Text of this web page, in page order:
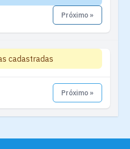
Próximo »
cadastradas
Próximo »